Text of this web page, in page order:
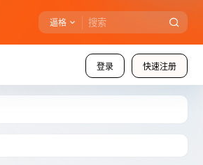
逼格
登录 快速注册